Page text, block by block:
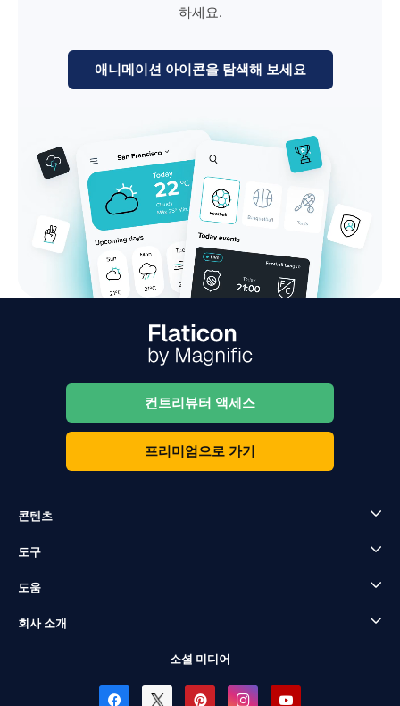
하세요.
애니메이션 아이콘을 탐색해 보세요
컨트리뷰터 액세스
프리미엄으로 가기
콘텐츠
도구
도움
회사 소개
소셜 미디어